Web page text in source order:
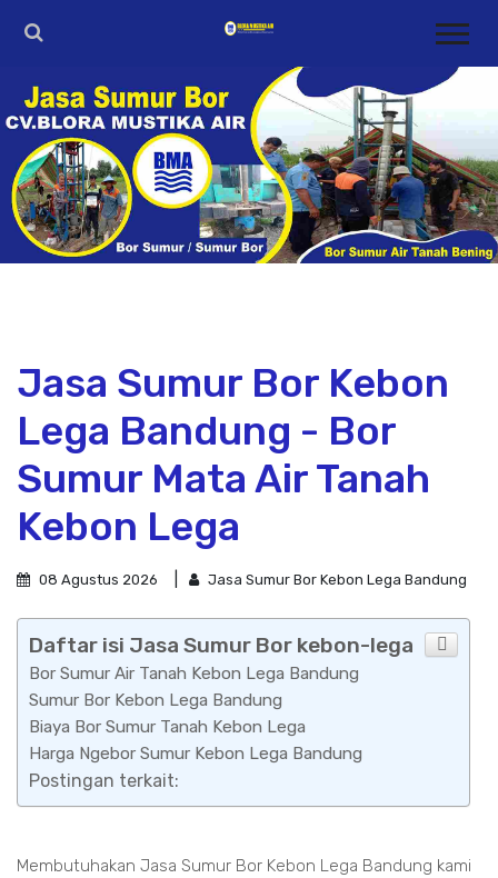
Jasa Sumur Bor Kebon
Lega Bandung - Bor
Sumur Mata Air Tanah
Kebon Lega
08 Agustus 2026 Jasa Sumur Bor Kebon Lega Bandung
Daftar isi Jasa Sumur Bor kebon-lega
Bor Sumur Air Tanah Kebon Lega Bandung
Sumur Bor Kebon Lega Bandung
Biaya Bor Sumur Tanah Kebon Lega
Harga Ngebor Sumur Kebon Lega Bandung
Postingan terkait:
Membutuhakan Jasa Sumur Bor Kebon Lega Bandung kami